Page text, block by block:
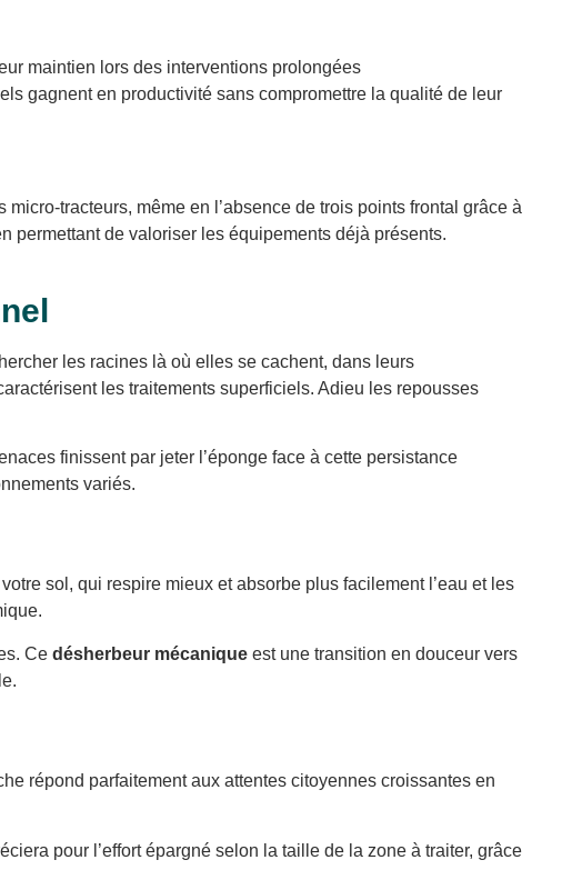
maintien lors des interventions prolongées
gagnent en productivité sans compromettre la qualité de leur
tracteurs, même en l’absence de trois points frontal grâce à
permettant de valoriser les équipements déjà présents.
les racines là où elles se cachent, dans leurs
les traitements superficiels. Adieu les repousses
finissent par jeter l’éponge face à cette persistance
variés.
sol, qui respire mieux et absorbe plus facilement l’eau et les
Ce désherbeur mécanique est une transition en douceur vers
répond parfaitement aux attentes citoyennes croissantes en
pour l’effort épargné selon la taille de la zone à traiter, grâce